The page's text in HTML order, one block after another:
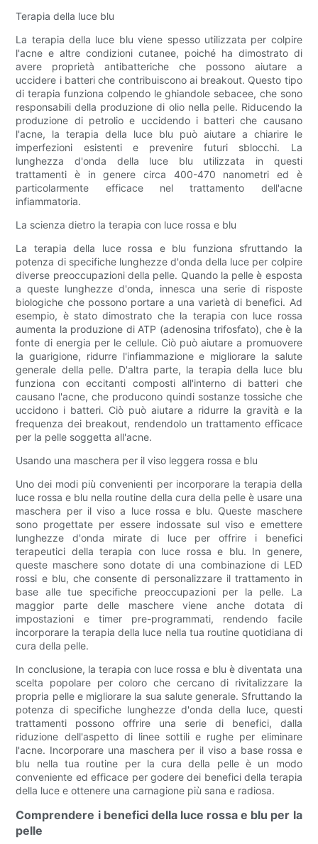
Terapia della luce blu
La terapia della luce blu viene spesso utilizzata per colpire
l'acne e altre condizioni cutanee, poiché ha dimostrato di
avere proprietà antibatteriche che possono aiutare a
uccidere i batteri che contribuiscono ai breakout. Questo tipo
di terapia funziona colpendo le ghiandole sebacee, che sono
responsabili della produzione di olio nella pelle. Riducendo la
produzione di petrolio e uccidendo i batteri che causano
l'acne, la terapia della luce blu può aiutare a chiarire le
imperfezioni esistenti e prevenire futuri sblocchi. La
lunghezza d'onda della luce blu utilizzata in questi
trattamenti è in genere circa 400-470 nanometri ed è
particolarmente efficace nel trattamento dell'acne
infiammatoria.
La scienza dietro la terapia con luce rossa e blu
La terapia della luce rossa e blu funziona sfruttando la
potenza di specifiche lunghezze d'onda della luce per colpire
diverse preoccupazioni della pelle. Quando la pelle è esposta
a queste lunghezze d'onda, innesca una serie di risposte
biologiche che possono portare a una varietà di benefici. Ad
esempio, è stato dimostrato che la terapia con luce rossa
aumenta la produzione di ATP (adenosina trifosfato), che è la
fonte di energia per le cellule. Ciò può aiutare a promuovere
la guarigione, ridurre l'infiammazione e migliorare la salute
generale della pelle. D'altra parte, la terapia della luce blu
funziona con eccitanti composti all'interno di batteri che
causano l'acne, che producono quindi sostanze tossiche che
uccidono i batteri. Ciò può aiutare a ridurre la gravità e la
frequenza dei breakout, rendendolo un trattamento efficace
per la pelle soggetta all'acne.
Usando una maschera per il viso leggera rossa e blu
Uno dei modi più convenienti per incorporare la terapia della
luce rossa e blu nella routine della cura della pelle è usare una
maschera per il viso a luce rossa e blu. Queste maschere
sono progettate per essere indossate sul viso e emettere
lunghezze d'onda mirate di luce per offrire i benefici
terapeutici della terapia con luce rossa e blu. In genere,
queste maschere sono dotate di una combinazione di LED
rossi e blu, che consente di personalizzare il trattamento in
base alle tue specifiche preoccupazioni per la pelle. La
maggior parte delle maschere viene anche dotata di
impostazioni e timer pre-programmati, rendendo facile
incorporare la terapia della luce nella tua routine quotidiana di
cura della pelle.
In conclusione, la terapia con luce rossa e blu è diventata una
scelta popolare per coloro che cercano di rivitalizzare la
propria pelle e migliorare la sua salute generale. Sfruttando la
potenza di specifiche lunghezze d'onda della luce, questi
trattamenti possono offrire una serie di benefici, dalla
riduzione dell'aspetto di linee sottili e rughe per eliminare
l'acne. Incorporare una maschera per il viso a base rossa e
blu nella tua routine per la cura della pelle è un modo
conveniente ed efficace per godere dei benefici della terapia
della luce e ottenere una carnagione più sana e radiosa.
Comprendere i benefici della luce rossa e blu per la
pelle